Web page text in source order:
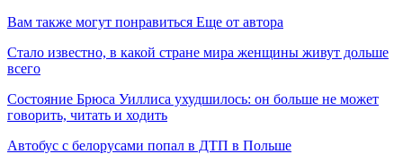
Вам также могут понравиться Еще от автора
Стало известно, в какой стране мира женщины живут дольше
всего
Состояние Брюса Уиллиса ухудшилось: он больше не может
говорить, читать и ходить
Автобус с белорусами попал в ДТП в Польше